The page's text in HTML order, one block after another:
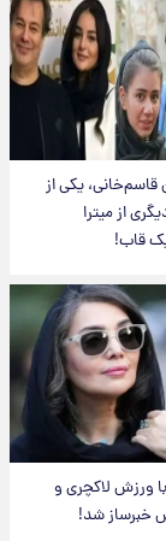
یکی از
از میترا
قاب!
ورزش لاکچری و
شد!